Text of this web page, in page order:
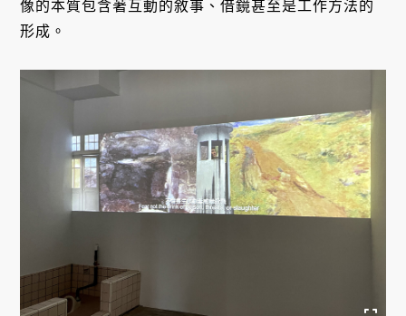
像的本質包含著互動的敘事、借鏡甚至是工作方法的
形成。